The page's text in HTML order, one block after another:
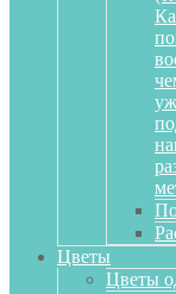
Цветы
Цветы